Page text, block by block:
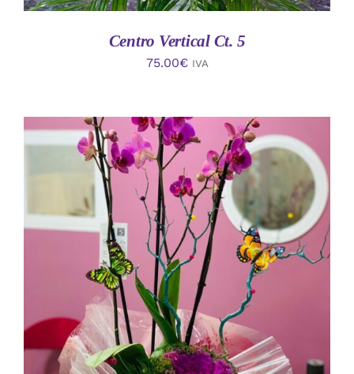
Centro Vertical Ct. 5
75.00€ IVA
AÑADIR AL CARRITO
DETALLES